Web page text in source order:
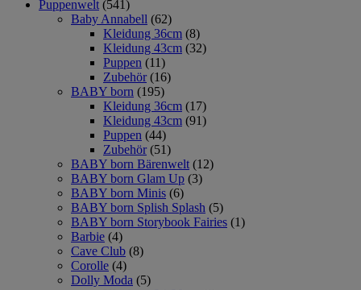
Puppenwelt (541)
Baby Annabell (62)
Kleidung 36cm (8)
Kleidung 43cm (32)
Puppen (11)
Zubehör (16)
BABY born (195)
Kleidung 36cm (17)
Kleidung 43cm (91)
Puppen (44)
Zubehör (51)
BABY born Bärenwelt (12)
BABY born Glam Up (3)
BABY born Minis (6)
BABY born Splish Splash (5)
BABY born Storybook Fairies (1)
Barbie (4)
Cave Club (8)
Corolle (4)
Dolly Moda (5)